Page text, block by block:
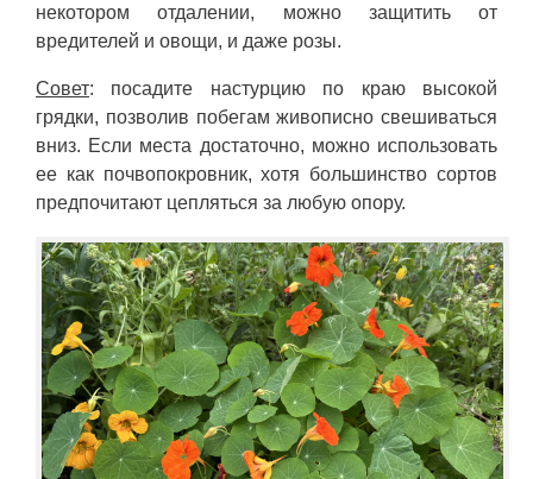
некотором отдалении, можно защитить от
вредителей и овощи, и даже розы.
Совет: посадите настурцию по краю высокой
грядки, позволив побегам живописно свешиваться
вниз. Если места достаточно, можно использовать
ее как почвопокровник, хотя большинство сортов
предпочитают цепляться за любую опору.